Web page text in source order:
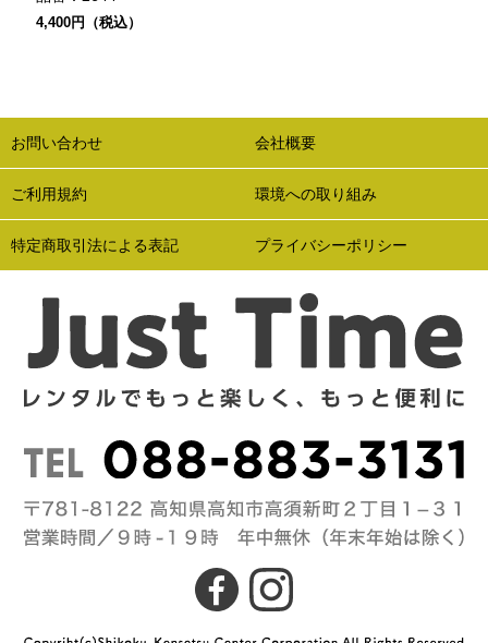
4,400円（税込）
お問い合わせ 会社概要
ご利用規約 環境への取り組み
特定商取引法による表記 プライバシーポリシー